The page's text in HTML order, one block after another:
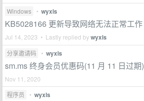
Windows • wyxls
KB5028166 更新导致网络无法正常工作
Jul 14, 2023 • Lastly replied bywyxls
分享邀请码 • wyxls
sm.ms 终身会员优惠码(11 月 11 日过期)
Nov 11, 2020
程序员
• wyxls